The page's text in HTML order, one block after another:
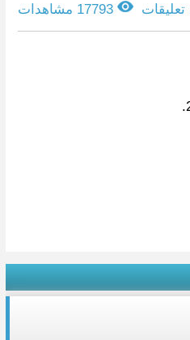
تعليقات 17793 مشاهدات